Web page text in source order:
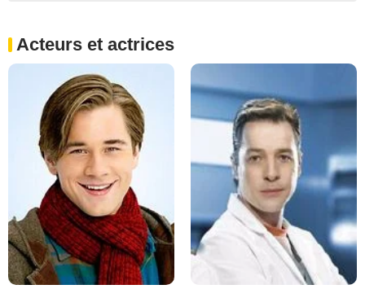
Acteurs et actrices